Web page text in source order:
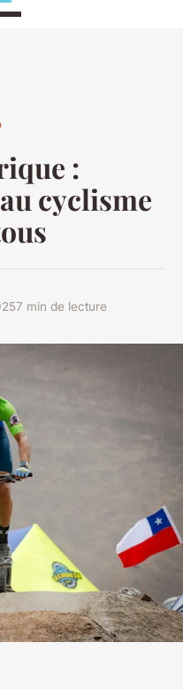
:
cyclisme
7 min de lecture